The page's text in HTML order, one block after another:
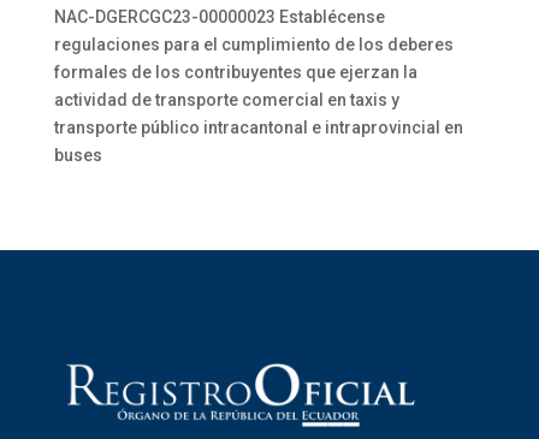
NAC-DGERCGC23-00000023 Establécense
regulaciones para el cumplimiento de los deberes
formales de los contribuyentes que ejerzan la
actividad de transporte comercial en taxis y
transporte público intracantonal e intraprovincial en
buses